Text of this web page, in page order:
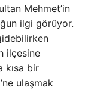
Mehmet’in
ilgi görüyor.
ilçesine
kısa bir
ulaşmak